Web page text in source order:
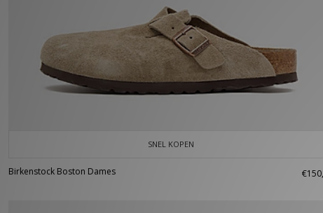
SNEL KOPEN
Birkenstock Boston Dames